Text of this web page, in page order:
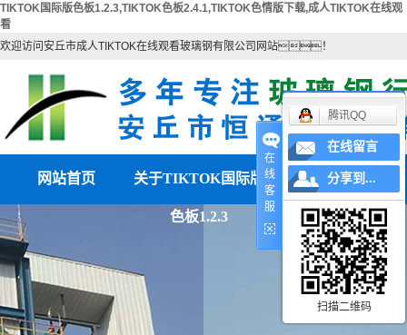
TIKTOK国际版色板1.2.3,TIKTOK色板2.4.1,TIKTOK色情版下载,成人TIKTOK在线观
看
欢迎访问安丘市成人TIKTOK在线观看玻璃钢有限公司网站！
网站首页 关于TIKTOK国际版
色板1.2.3
公司简介
产品中心
TIKTOK色板2.4.1
TIKTOK色情版下载
电除雾配件
湿电除尘器
在
线
客
服
腾讯QQ
在线留言
分享到...
扫描二维码